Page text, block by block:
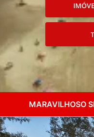
MARAVILHOSO